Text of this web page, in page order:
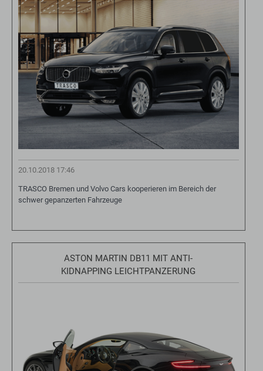
20.10.2018 17:46
TRASCO Bremen und Volvo Cars kooperieren im Bereich der
schwer gepanzerten Fahrzeuge
ASTON MARTIN DB11 MIT ANTI-
KIDNAPPING LEICHTPANZERUNG